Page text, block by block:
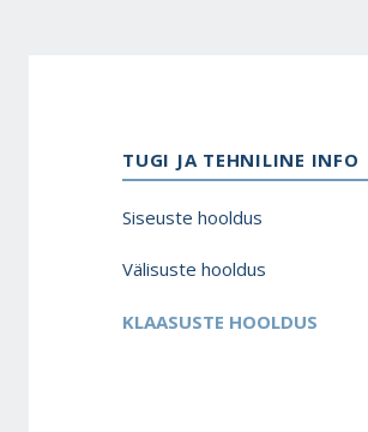
TUGI JA TEHNILINE INFO
Siseuste hooldus
Välisuste hooldus
KLAASUSTE HOOLDUS